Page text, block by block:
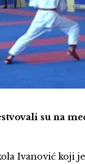
su na
Ivanović koji